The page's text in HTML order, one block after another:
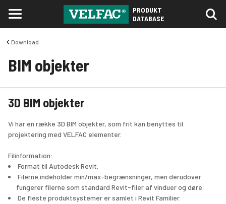
PRODUKT
DATABASE
Download
BIM objekter
3D BIM objekter
Vi har en række 3D BIM objekter, som frit kan benyttes til
projektering med VELFAC elementer.
Filinformation:
Format til Autodesk Revit.
fungerer filerne som standard Revit-filer af vinduer og døre.
De fleste produktsystemer er samlet i Revit Familier.